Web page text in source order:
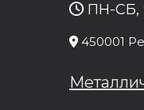
ПН-СБ,
450001